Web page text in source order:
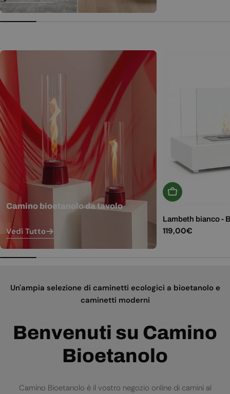
Camino bioetanolo da tavolo
Vedi Tutto
Aggiungi Al
Lambeth bianco -
Prezzo
119,00€
Un'ampia selezione di caminetti ecologici a bioetanolo e
caminetti moderni
Benvenuti su Camino
Bioetanolo
Camino Bioetanolo è il vostro negozio online di camini al